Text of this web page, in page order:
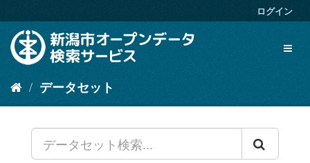
キ
容
ログイン
データセット